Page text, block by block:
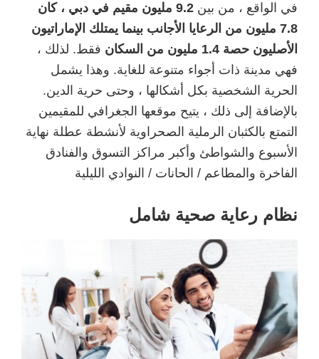
في الواقع ، من بين
9.2 مليون مقيم في دبي ، كان
7.8 مليون من الرعايا الأجانب بينما يمتلك الإماراتيون
الأصليون حصة 1.4 مليون من السكان
فقط. لذلك ،
فهي مدينة ذات أجواء متنوعة للغاية. وهذا يشمل
الحرية الشخصية بكل أشكالها ، وحتى حرية الدين.
بالإضافة إلى ذلك ، يتيح موقعها الجغرافي للمقيمين
التمتع بالكثبان الرملية الصحراوية لأنشطة عطلة نهاية
الأسبوع والشواطئ وأكبر مراكز التسوق والفنادق
الفاخرة والمطاعم / الحانات / النوادي الليلية
نظام رعاية صحية شامل